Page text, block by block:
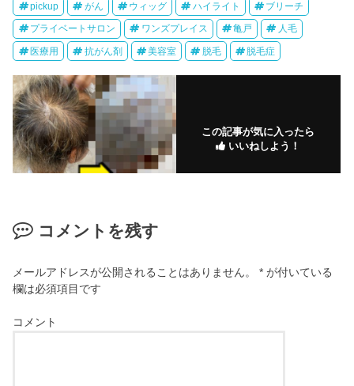
pickup がん ウィッグ ハイライト ブリーチ
プライベートサロン ワンズプレイス 亀戸 人毛
医療用 抗がん剤 美容室 脱毛 脱毛症
この記事が気に入ったら
いいねしよう！
コメントを残す
メールアドレスが公開されることはありません。 * が付いている
欄は必須項目です
コメント